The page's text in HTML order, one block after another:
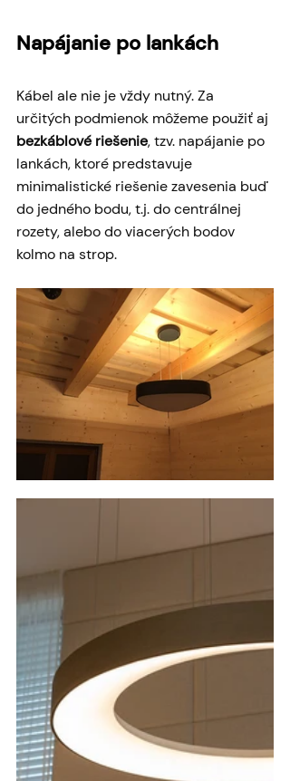
Napájanie po lankách
Kábel ale nie je vždy nutný. Za
určitých podmienok môžeme použiť aj
bezkáblové riešenie, tzv. napájanie po
lankách, ktoré predstavuje
minimalistické riešenie zavesenia buď
do jedného bodu, t.j. do centrálnej
rozety, alebo do viacerých bodov
kolmo na strop.